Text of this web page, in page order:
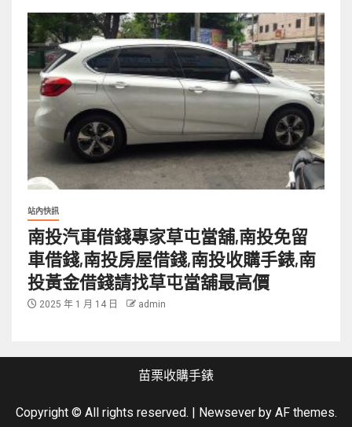
站內快訊
南投汽車借錢專家草屯當舖,南投免留
車借錢,南投房屋借錢,南投收購手錶,南
投黃金借錢請找草屯當舖最高價
2025 年 1 月 14 日 admin
苗栗收購手錶
Copyright © All rights reserved. Newseverby AF themes.